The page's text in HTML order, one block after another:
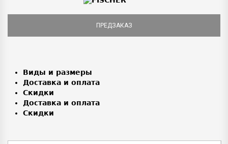
ПРЕДЗАКАЗ
Виды и размеры
Доставка и оплата
Скидки
Доставка и оплата
Скидки